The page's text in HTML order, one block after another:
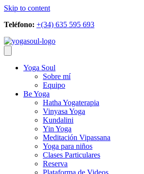
Skip to content
Teléfono: +(34) 635 595 693
Yoga Soul
Sobre mí
Equipo
Be Yoga
Hatha Yogaterapia
Vinyasa Yoga
Kundalini
Yin Yoga
Meditación Vipassana
Yoga para niños
Clases Particulares
Reserva
Plataforma de Videos